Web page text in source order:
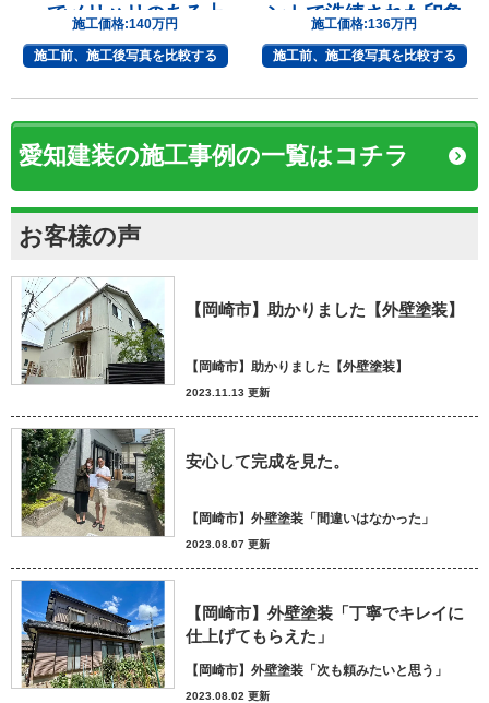
ーでメリハリのある上
質な住まいへ
施工価格:140万円
施工前、施工後写真を比較する
ントで洗練された印象
へ
施工価格:136万円
施工前、施工後写真を比較する
愛知建装の施工事例の一覧はコチラ
お客様の声
【岡崎市】助かりました【外壁塗装】
【岡崎市】助かりました【外壁塗装】
2023.11.13 更新
安心して完成を見た。
【岡崎市】外壁塗装「間違いはなかった」
2023.08.07 更新
【岡崎市】外壁塗装「丁寧でキレイに
仕上げてもらえた」
【岡崎市】外壁塗装「次も頼みたいと思う」
2023.08.02 更新